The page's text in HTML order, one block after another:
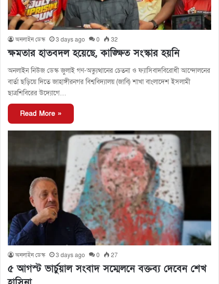
অনলাইন ডেস্ক 3 days ago 0 32
ক্ষমতার হাতবদল হয়েছে, কাঙ্ক্ষিত সংস্কার হয়নি
অনলাইন নিউজ ডেস্ক জুলাই গণ-অভ্যুত্থানের চেতনা ও ফ্যাসিবাদবিরোধী আন্দোলনের
বার্তা ছড়িয়ে দিতে জাহাঙ্গীরনগর বিশ্ববিদ্যালয় (জাবি) শাখা বাংলাদেশ ইসলামী
ছাত্রশিবিরের উদ্যোগে…
Read More »
অনলাইন ডেস্ক 3 days ago 0 27
৫ আগস্ট ভার্চুয়াল সংবাদ সম্মেলনে বক্তব্য দেবেন শেখ